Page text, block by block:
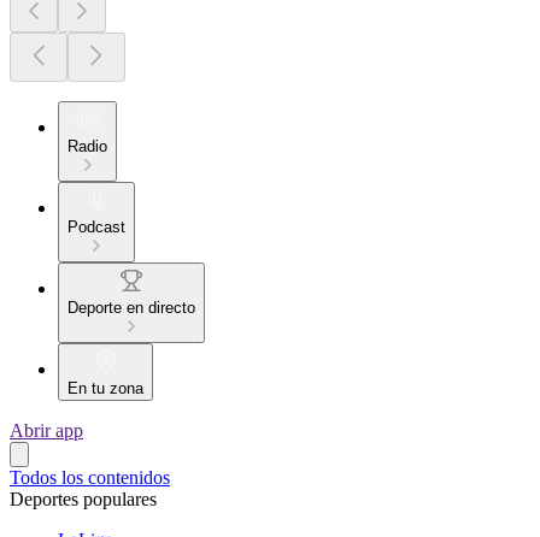
Radio
Podcast
Deporte en directo
En tu zona
Abrir app
Todos los contenidos
Deportes populares